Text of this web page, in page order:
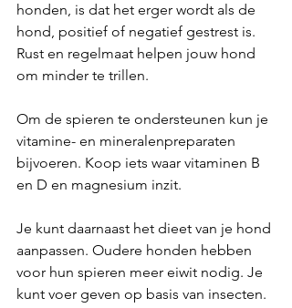
honden, is dat het erger wordt als de
hond, positief of negatief gestrest is.
Rust en regelmaat helpen jouw hond
om minder te trillen.
Om de spieren te ondersteunen kun je
vitamine- en mineralenpreparaten
bijvoeren. Koop iets waar vitaminen B
en D en magnesium inzit.
Je kunt daarnaast het dieet van je hond
aanpassen. Oudere honden hebben
voor hun spieren meer eiwit nodig. Je
kunt voer geven op basis van insecten.